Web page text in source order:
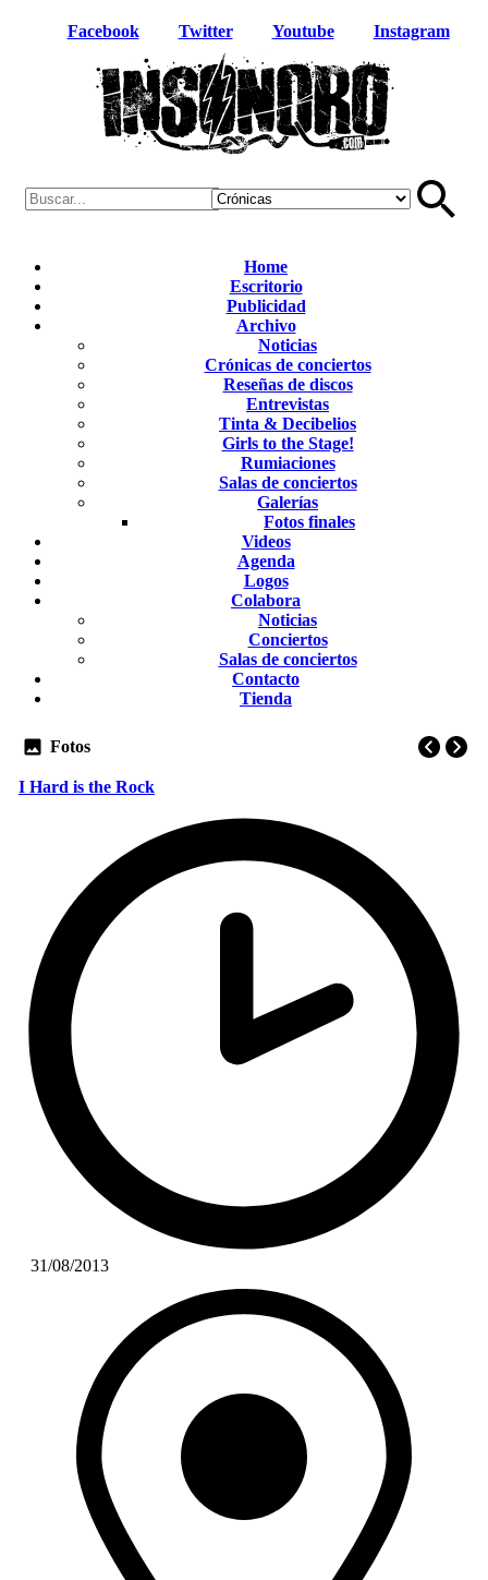
Facebook Twitter Youtube Instagram
Home
Escritorio
Publicidad
Archivo
Noticias
Crónicas de conciertos
Reseñas de discos
Entrevistas
Tinta & Decibelios
Girls to the Stage!
Rumiaciones
Salas de conciertos
Galerías
Fotos finales
Videos
Agenda
Logos
Colabora
Noticias
Conciertos
Salas de conciertos
Contacto
Tienda
Fotos
I Hard is the Rock
31/08/2013